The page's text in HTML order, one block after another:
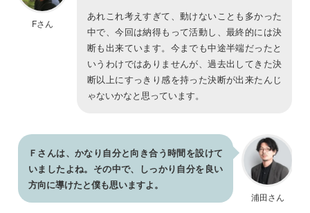
Fさん
あれこれ考えすぎて、動けないことも多かった
中で、今回は納得もって活動し、最終的には決
断も出来ています。今までも中途半端だったと
いうわけではありませんが、過去出してきた決
断以上にすっきり感を持った決断が出来たんじ
ゃないかなと思っています。
浦田さん
Ｆさんは、かなり自分と向き合う時間を設けて
いましたよね。その中で、しっかり自分を良い
方向に導けたと僕も思いますよ。